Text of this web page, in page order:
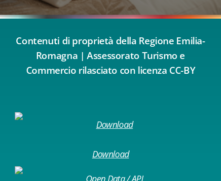
Contenuti di proprietà della Regione Emilia-
Romagna | Assessorato Turismo e
Commercio rilasciato con licenza CC-BY
Download